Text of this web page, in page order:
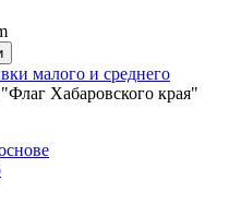
малого и среднего
Хабаровского края"